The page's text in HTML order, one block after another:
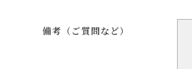
備考（ご質問など）